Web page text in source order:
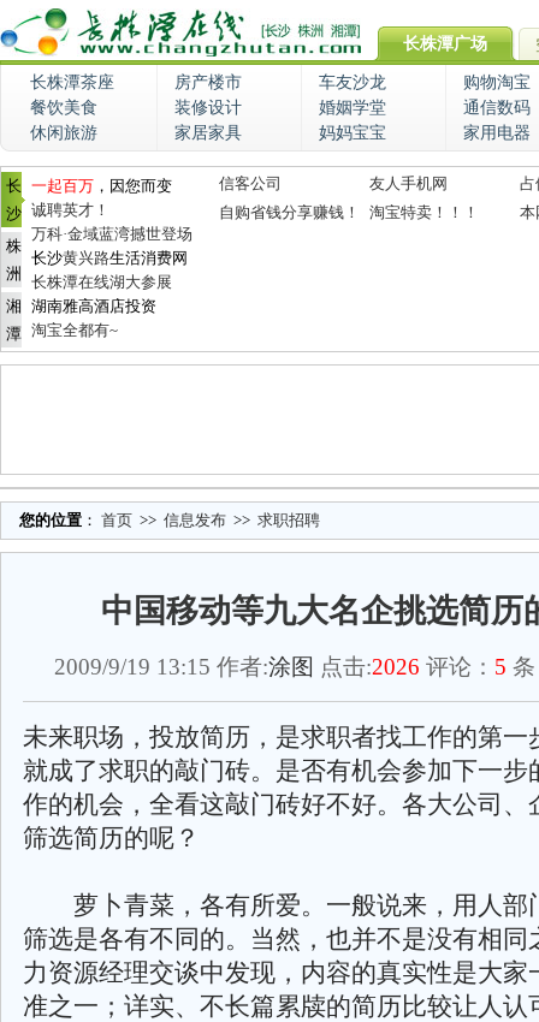
长株潭广场
长株潭茶座 房产楼市 车友沙龙
购物淘宝
餐饮美食
装修设计 婚姻学堂
通信数码
休闲旅游
家居家具 妈妈宝宝 家用电器
长
沙
株
洲
湘
潭
一起百万 ，因您而变
诚聘英才！
万科·金域蓝湾撼世登场
长沙黄兴路生活消费网
长株潭在线湖大参展
湖南雅高酒店投资
淘宝全都有~
信客公司 友人手机网
占
自购省钱分享赚钱！
淘宝特卖！！！ 本
您的位置 ： 首页 >> 信息发布 >> 求职招聘
中国移动等九大名企挑选简历
2009/9/19 13:15 作者:涂图 点击:2026 评论： 5
未来职场，投放简历，是求职者找工作的第一
就成了求职的敲门砖。是否有机会参加下一步
作的机会，全看这敲门砖好不好。各大公司、
筛选简历的呢？
萝卜青菜，各有所爱。一般说来，用人部
筛选是各有不同的。当然，也并不是没有相同
力资源经理交谈中发现，内容的真实性是大家
准之一；详实、不长篇累牍的简历比较让人认